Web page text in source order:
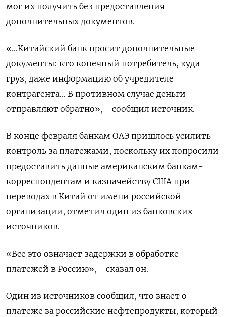
мог их получить без предоставления
дополнительных документов.
«...Китайский банк просит дополнительные
документы: кто конечный потребитель, куда
груз, даже информацию об учредителе
контрагента... В противном случае деньги
отправляют обратно», - сообщил источник.
В конце февраля банкам ОАЭ пришлось усилить
контроль за платежами, поскольку их попросили
предоставить данные американским банкам-
корреспондентам и казначейству США при
переводах в Китай от имени российской
организации, отметил один из банковских
источников.
«Все это означает задержки в обработке
платежей в Россию», - сказал он.
Один из источников сообщил, что знает о
платеже за российские нефтепродукты, который